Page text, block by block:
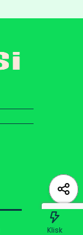
Klisk